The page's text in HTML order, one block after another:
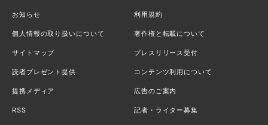
お知らせ 利用規約
個人情報の取り扱いについて 著作権と転載について
サイトマップ プレスリリース受付
読者プレゼント提供 コンテンツ利用について
提携メディア 広告のご案内
RSS 記者・ライター募集